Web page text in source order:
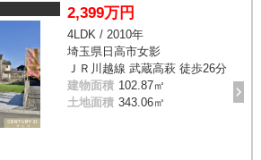
2,399万円
4LDK / 2010年
埼玉県日高市女影
ＪＲ川越線 武蔵高萩 徒歩26分
建物面積 102.87㎡
土地面積 343.06㎡